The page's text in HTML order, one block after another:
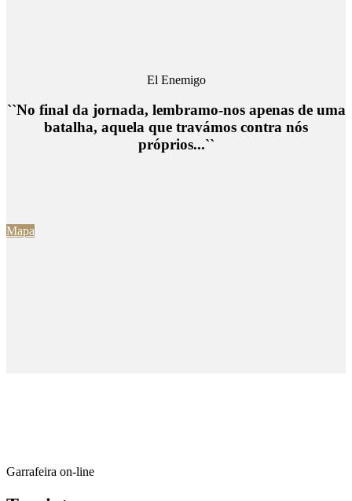
El Enemigo
``No final da jornada, lembramo-nos apenas de uma
batalha, aquela que travámos contra nós
próprios...``
Mapa
Garrafeira on-line